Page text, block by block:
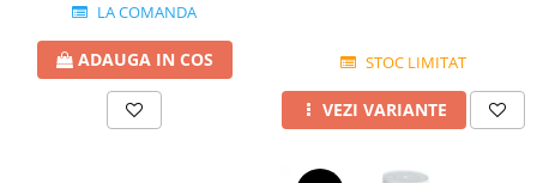
LA COMANDA
ADAUGA IN COS STOC LIMITAT
VEZI VARIANTE